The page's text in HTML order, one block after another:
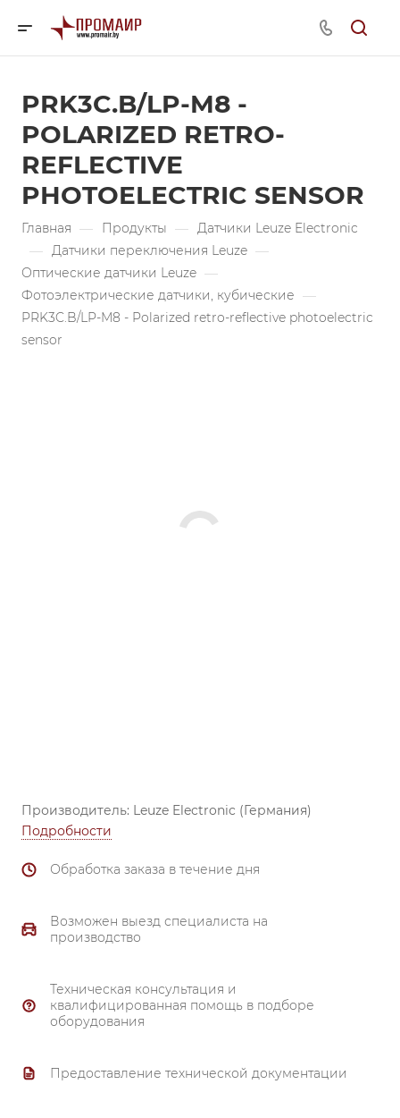
PRK3C.B/LP-M8 -
POLARIZED RETRO-
REFLECTIVE
PHOTOELECTRIC SENSOR
Главная — Продукты — Датчики Leuze Electronic
— Датчики переключения Leuze —
Оптические датчики Leuze —
Фотоэлектрические датчики, кубические —
PRK3C.B/LP-M8 - Polarized retro-reflective photoelectric
sensor
Производитель: Leuze Electronic (Германия)
Подробности
Обработка заказа в течение дня
Возможен выезд специалиста на
производство
Техническая консультация и
квалифицированная помощь в подборе
оборудования
Предоставление технической документации